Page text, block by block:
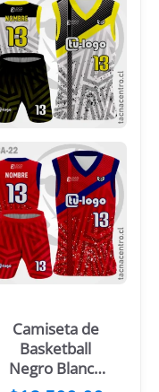
Camiseta de
Basketball
Negro Blanco
mangas